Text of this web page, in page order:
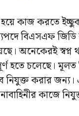
কাজ করতে
বিএসএফ জিডি
অনেকেরই
হতে চলেছে। মূলত
নিযুক্ত করার
কাজে